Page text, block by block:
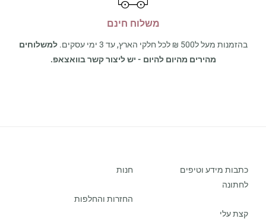
משלוח חינם
בהזמנות מעל ל500 ₪ לכל חלקי הארץ, עד 3 ימי עסקים.
למשלוחים
מהירים מהיום להיום - יש ליצור קשר בוואצאפ.
כתבות מידע וטיפים
לחתונה
קצת עלי
חנות
החזרות והחלפות